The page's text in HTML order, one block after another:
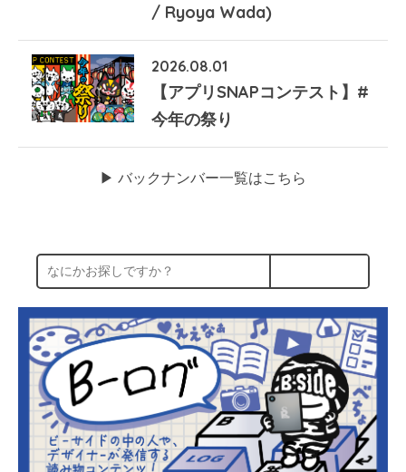
/ Ryoya Wada)
2026.08.01
【アプリSNAPコンテスト】#
今年の祭り
▶︎ バックナンバー一覧はこちら